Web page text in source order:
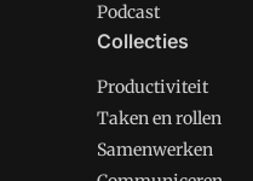
Podcast
Collecties
Productiviteit
Taken en rollen
Samenwerken